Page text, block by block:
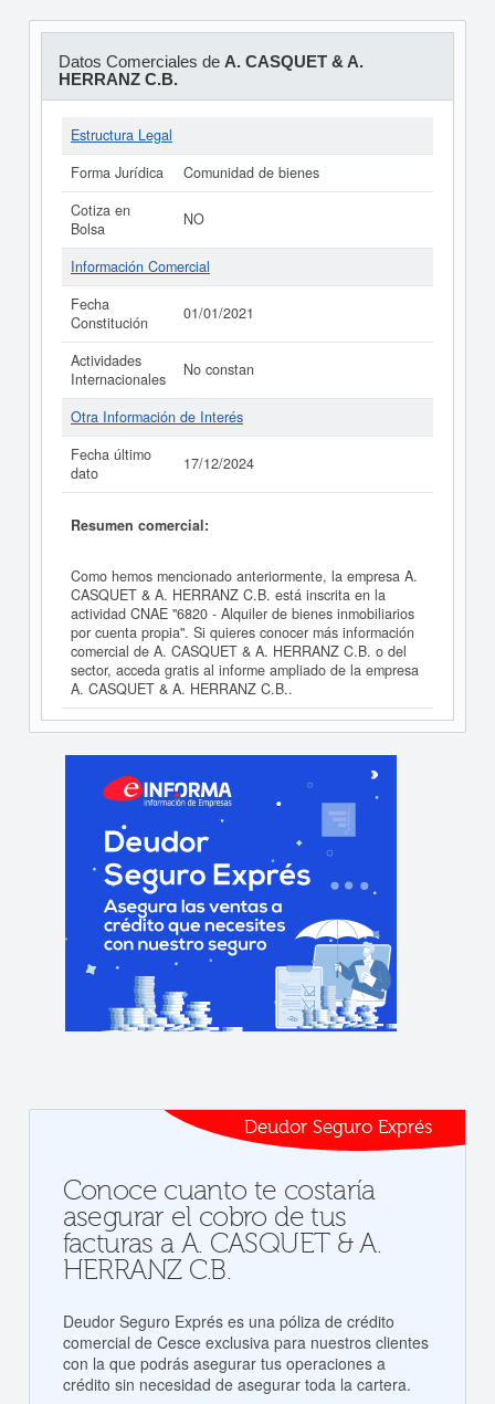
Datos Comerciales de A. CASQUET & A.
HERRANZ C.B.
Estructura Legal
Forma Jurídica
Comunidad de bienes
Cotiza en
Bolsa
NO
Información Comercial
Fecha
Constitución
01/01/2021
Actividades
Internacionales
No constan
Otra Información de Interés
Fecha último
dato
17/12/2024
Resumen comercial:
Como hemos mencionado anteriormente, la empresa A.
CASQUET & A. HERRANZ C.B. está inscrita en la
actividad CNAE "6820 - Alquiler de bienes inmobiliarios
por cuenta propia". Si quieres conocer más información
comercial de A. CASQUET & A. HERRANZ C.B. o del
sector, acceda gratis al informe ampliado de la empresa
A. CASQUET & A. HERRANZ C.B..
Deudor Seguro Exprés
Conoce cuanto te costaría
asegurar el cobro de tus
facturas a A. CASQUET & A.
HERRANZ C.B.
Deudor Seguro Exprés es una póliza de crédito
comercial de Cesce exclusiva para nuestros clientes
con la que podrás asegurar tus operaciones a
crédito sin necesidad de asegurar toda la cartera.